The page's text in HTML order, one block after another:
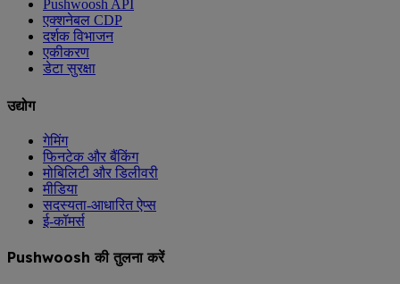
Pushwoosh API
एक्शनेबल CDP
दर्शक विभाजन
एकीकरण
डेटा सुरक्षा
उद्योग
गेमिंग
फिनटेक और बैंकिंग
मोबिलिटी और डिलीवरी
मीडिया
सदस्यता-आधारित ऐप्स
ई-कॉमर्स
Pushwoosh की तुलना करें